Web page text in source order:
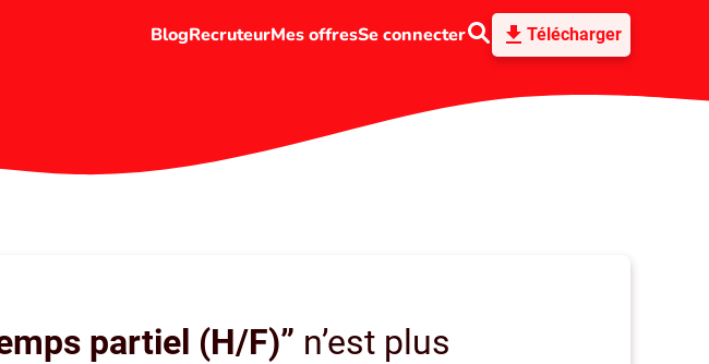
BlogRecruteurMes offresSe connecter Télécharger
partiel (H/F)” n’est plus